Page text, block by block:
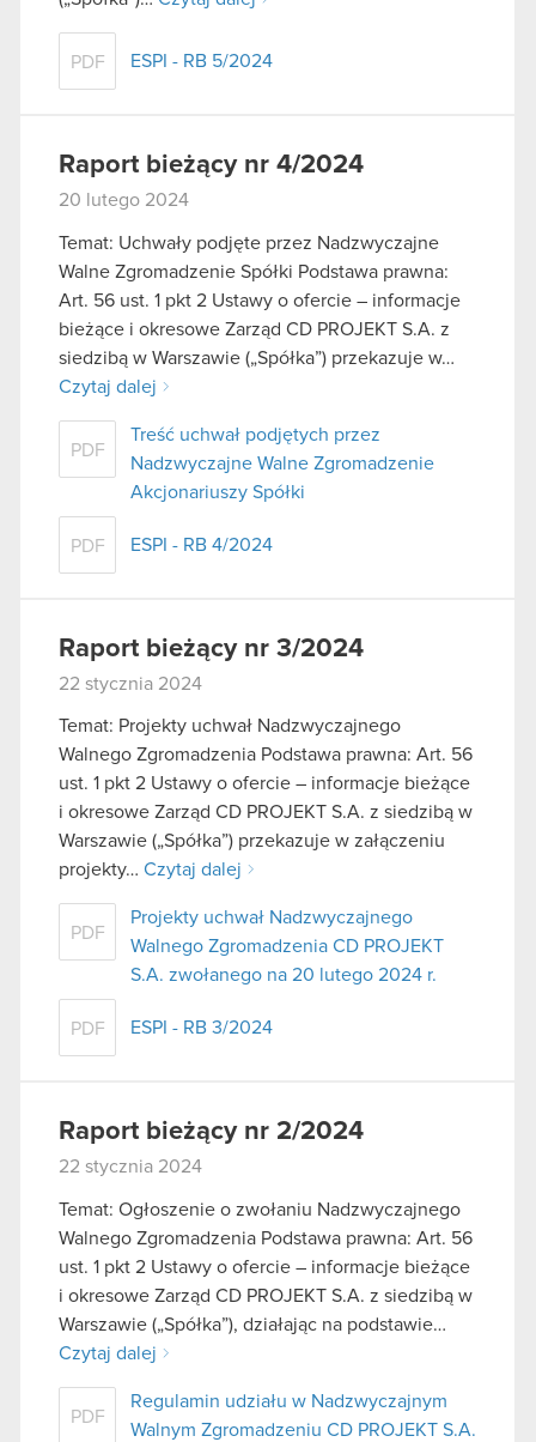
PDF ESPI - RB 5/2024
Raport bieżący nr 4/2024
20 lutego 2024
Temat: Uchwały podjęte przez Nadzwyczajne
Walne Zgromadzenie Spółki Podstawa prawna:
Art. 56 ust. 1 pkt 2 Ustawy o ofercie – informacje
bieżące i okresowe Zarząd CD PROJEKT S.A. z
siedzibą w Warszawie („Spółka”) przekazuje w…
Czytaj dalej
PDF
Treść uchwał podjętych przez
Nadzwyczajne Walne Zgromadzenie
Akcjonariuszy Spółki
PDF ESPI - RB 4/2024
Raport bieżący nr 3/2024
22 stycznia 2024
Temat: Projekty uchwał Nadzwyczajnego
Walnego Zgromadzenia Podstawa prawna: Art. 56
ust. 1 pkt 2 Ustawy o ofercie – informacje bieżące
i okresowe Zarząd CD PROJEKT S.A. z siedzibą w
Warszawie („Spółka”) przekazuje w załączeniu
projekty… Czytaj dalej
PDF
Projekty uchwał Nadzwyczajnego
Walnego Zgromadzenia CD PROJEKT
S.A. zwołanego na 20 lutego 2024 r.
PDF ESPI - RB 3/2024
Raport bieżący nr 2/2024
22 stycznia 2024
Temat: Ogłoszenie o zwołaniu Nadzwyczajnego
Walnego Zgromadzenia Podstawa prawna: Art. 56
ust. 1 pkt 2 Ustawy o ofercie – informacje bieżące
i okresowe Zarząd CD PROJEKT S.A. z siedzibą w
Warszawie („Spółka”), działając na podstawie…
Czytaj dalej
PDF
Regulamin udziału w Nadzwyczajnym
Walnym Zgromadzeniu CD PROJEKT S.A.